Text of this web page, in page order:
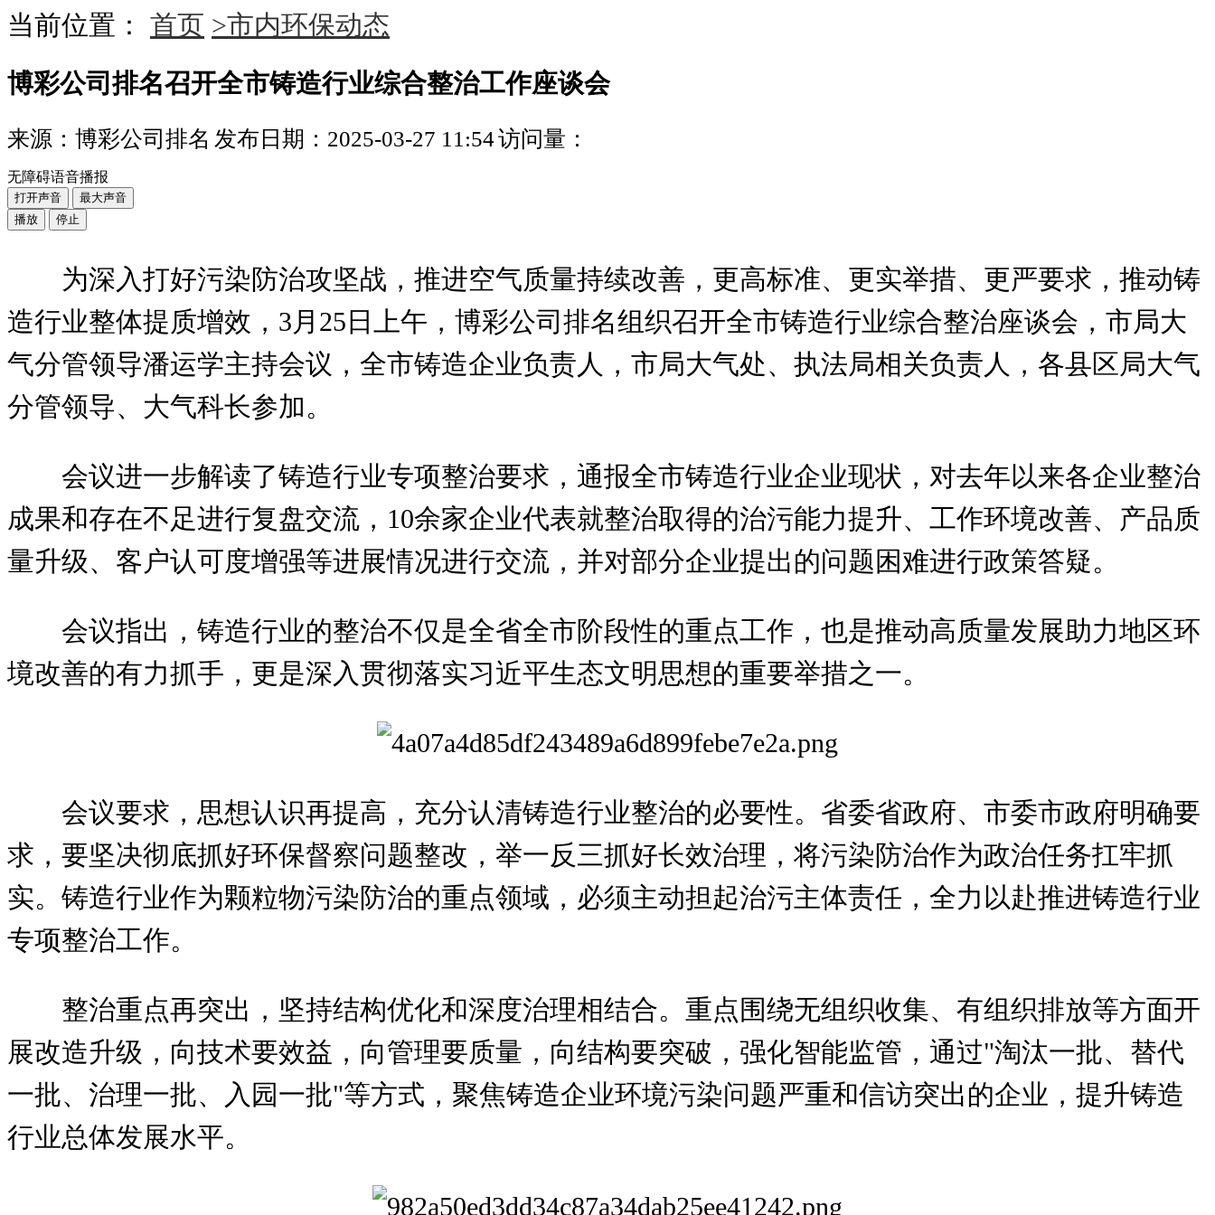
当前位置： 首页 >市内环保动态
博彩公司排名召开全市铸造行业综合整治工作座谈会
来源：博彩公司排名 发布日期：2025-03-27 11:54访问量：
无障碍语音播报
打开声音
最大声音
播放
停止
为深入打好污染防治攻坚战，推进空气质量持续改善，更高标准、更实举措、更严要求，推动铸
造行业整体提质增效，3月25日上午，博彩公司排名组织召开全市铸造行业综合整治座谈会，市局大
气分管领导潘运学主持会议，全市铸造企业负责人，市局大气处、执法局相关负责人，各县区局大气
分管领导、大气科长参加。
会议进一步解读了铸造行业专项整治要求，通报全市铸造行业企业现状，对去年以来各企业整治
成果和存在不足进行复盘交流，10余家企业代表就整治取得的治污能力提升、工作环境改善、产品质
量升级、客户认可度增强等进展情况进行交流，并对部分企业提出的问题困难进行政策答疑。
会议指出，铸造行业的整治不仅是全省全市阶段性的重点工作，也是推动高质量发展助力地区环
境改善的有力抓手，更是深入贯彻落实习近平生态文明思想的重要举措之一。
会议要求，思想认识再提高，充分认清铸造行业整治的必要性。省委省政府、市委市政府明确要
求，要坚决彻底抓好环保督察问题整改，举一反三抓好长效治理，将污染防治作为政治任务扛牢抓
实。铸造行业作为颗粒物污染防治的重点领域，必须主动担起治污主体责任，全力以赴推进铸造行业
专项整治工作。
整治重点再突出，坚持结构优化和深度治理相结合。重点围绕无组织收集、有组织排放等方面开
展改造升级，向技术要效益，向管理要质量，向结构要突破，强化智能监管，通过"淘汰一批、替代
一批、治理一批、入园一批"等方式，聚焦铸造企业环境污染问题严重和信访突出的企业，提升铸造
行业总体发展水平。